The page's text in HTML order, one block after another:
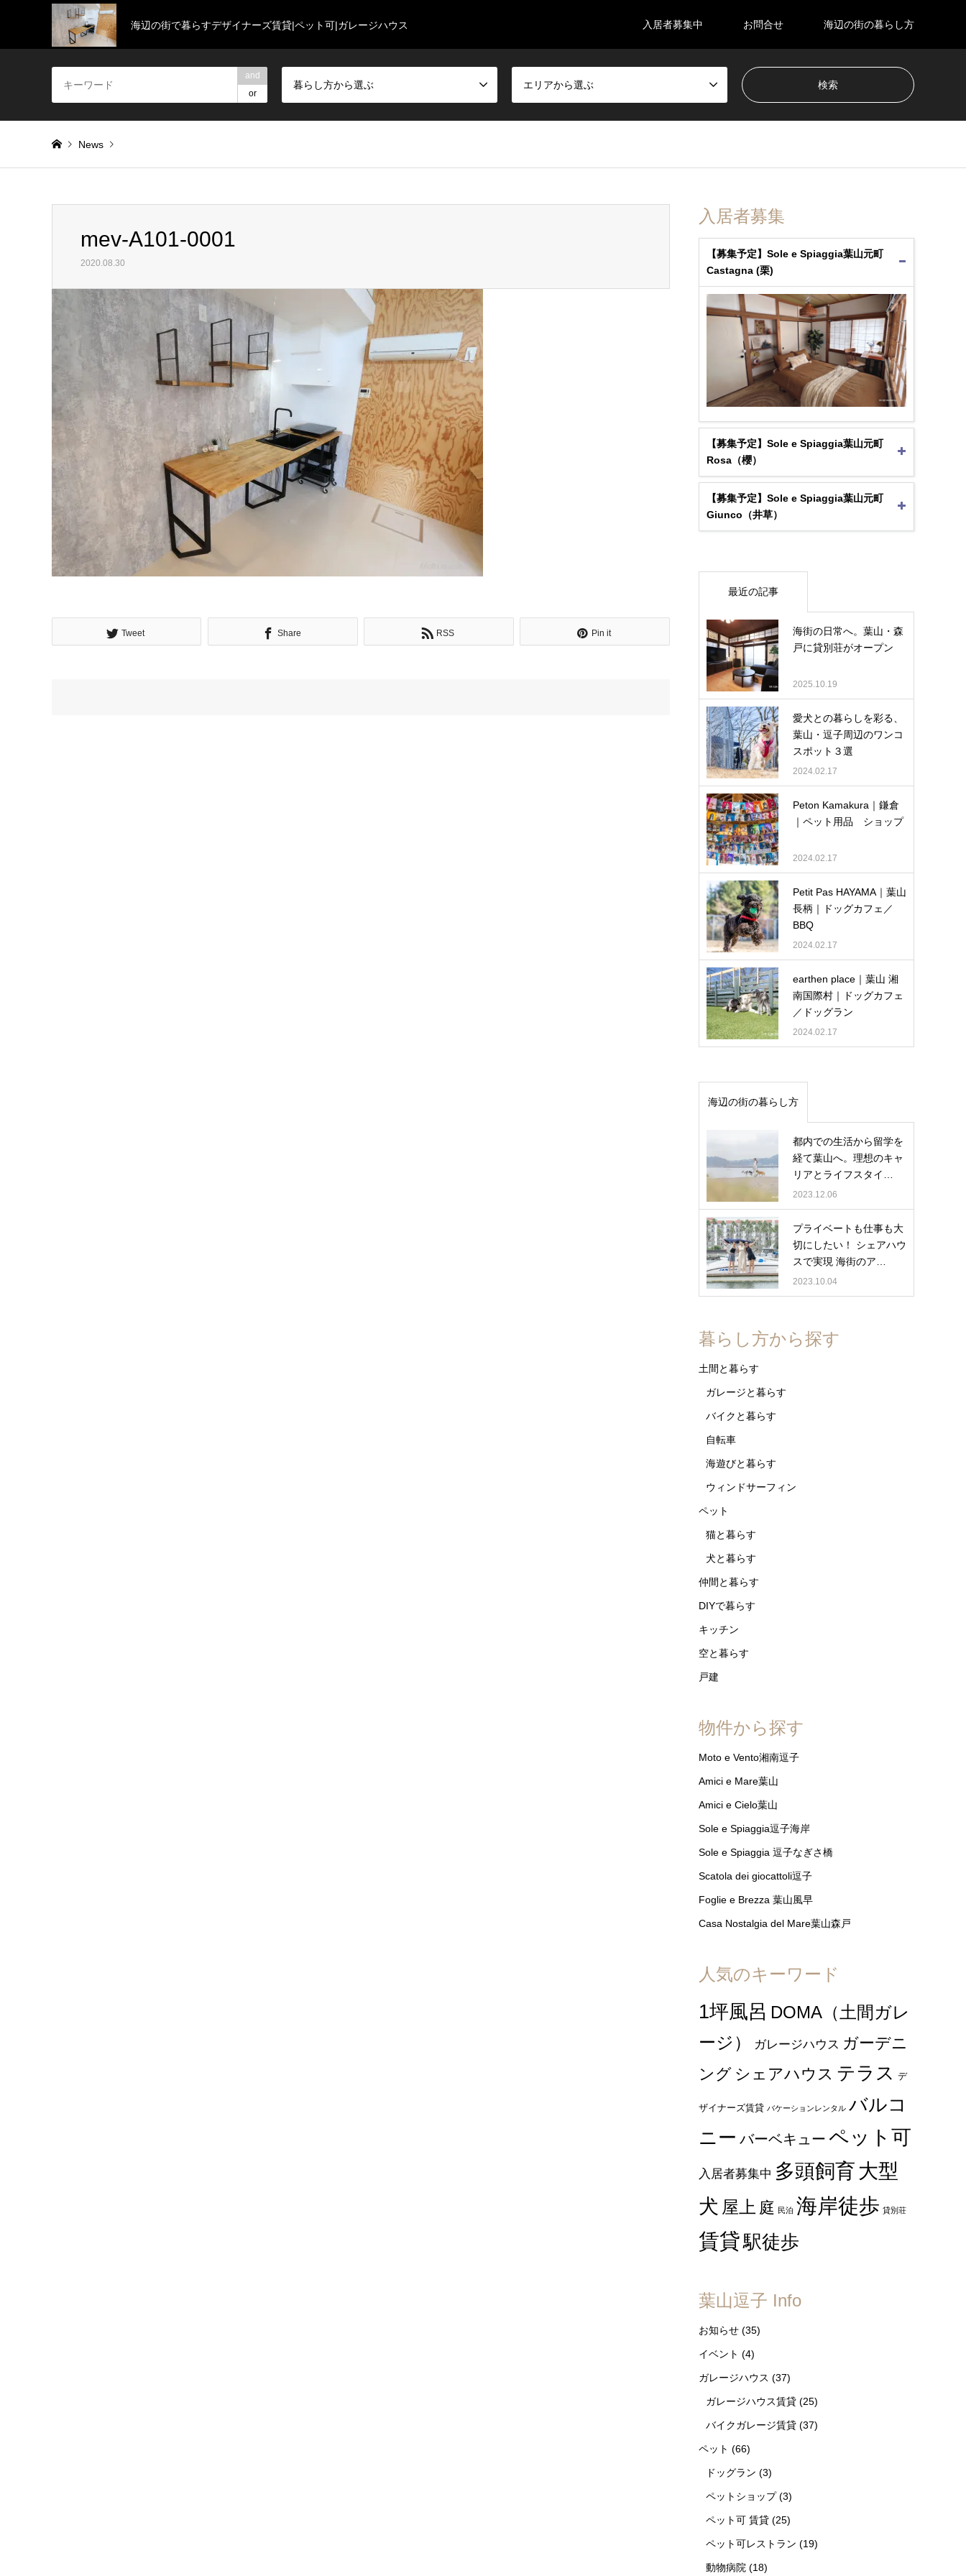
海辺の街で暮らすデザイナーズ賃貸|ペット可|ガレージハウス 入居者募集中 お問合せ 海辺の街の暮らし方
and
or
暮らし方から選ぶ エリアから選ぶ
News
mev-A101-0001
mev-A101-0001
2020.08.30
Tweet Share RSS Pin it
入居者募集
【募集予定】Sole e Spiaggia葉山元町
Castagna (栗)
【募集予定】Sole e Spiaggia葉山元町
Rosa（櫻）
【募集予定】Sole e Spiaggia葉山元町
Giunco（井草）
最近の記事
海街の日常へ。葉山・森
戸に貸別荘がオープン
2025.10.19
愛犬との暮らしを彩る、
葉山・逗子周辺のワンコ
スポット３選
2024.02.17
Peton Kamakura｜鎌倉
｜ペット用品 ショップ
2024.02.17
Petit Pas HAYAMA｜葉山
長柄｜ドッグカフェ／
BBQ
2024.02.17
earthen place｜葉山 湘
南国際村｜ドッグカフェ
／ドッグラン
2024.02.17
海辺の街の暮らし方
都内での生活から留学を
経て葉山へ。理想のキャ
リアとライフスタイ…
2023.12.06
プライベートも仕事も大
切にしたい！ シェアハウ
スで実現 海街のア…
2023.10.04
暮らし方から探す
土間と暮らす
ガレージと暮らす
バイクと暮らす
自転車
海遊びと暮らす
ウィンドサーフィン
ペット
猫と暮らす
犬と暮らす
仲間と暮らす
DIYで暮らす
キッチン
空と暮らす
戸建
物件から探す
Moto e Vento湘南逗子
Amici e Mare葉山
Amici e Cielo葉山
Sole e Spiaggia逗子海岸
Sole e Spiaggia 逗子なぎさ橋
Scatola dei giocattoli逗子
Foglie e Brezza 葉山風早
Casa Nostalgia del Mare葉山森戸
人気のキーワード
1坪風呂 DOMA（土間ガレ
ージ）
ガレージハウス ガーデニ
ング シェアハウス テラス デ
ザイナーズ賃貸 バケーションレンタル バルコ
ニー バーベキュー ペット可
入居者募集中 多頭飼育 大型
犬 屋上 庭 民泊 海岸徒歩 貸別荘
賃貸駅徒歩
葉山逗子 Info
お知らせ (35)
イベント (4)
ガレージハウス (37)
ガレージハウス賃貸 (25)
バイクガレージ賃貸 (37)
ペット (66)
ドッグラン (3)
ペットショップ(3)
ペット可 賃貸 (25)
ペット可レストラン (19)
動物病院 (18)